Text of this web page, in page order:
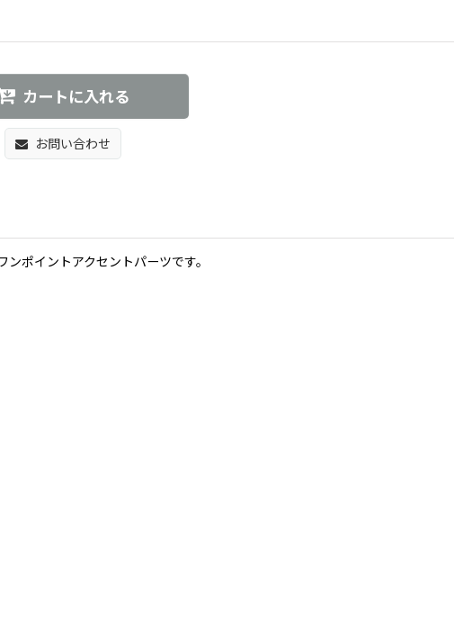
カートに入れる
お問い合わせ
ポイントアクセントパーツです。